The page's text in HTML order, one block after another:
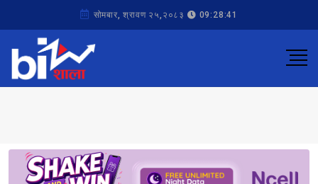
सोमबार, श्रावण २५,२०८३ 09:28:41